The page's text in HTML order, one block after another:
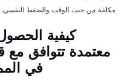
مكلفة من حيث الوقت والضغط النفسي.
كيفية
معتمدة تتوافق مع
في